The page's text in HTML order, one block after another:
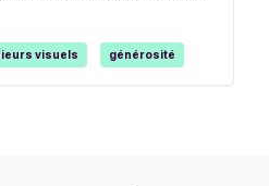
visuels générosité